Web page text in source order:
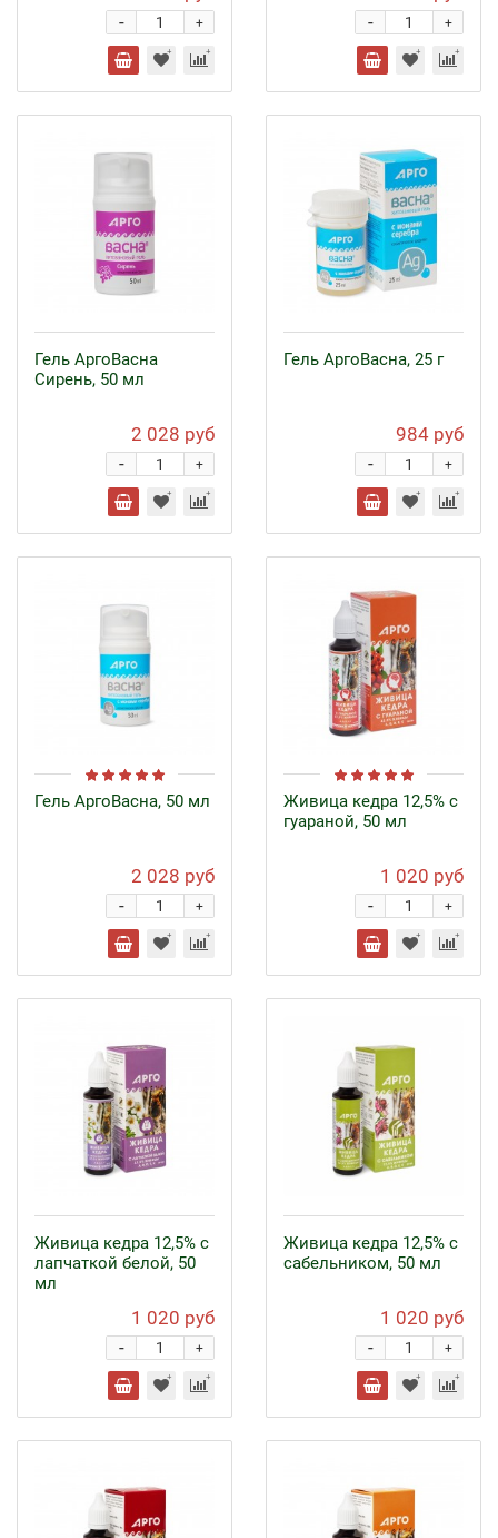
+
- +
-
Гель АргоВасна
Сирень, 50 мл
2 028 руб
+
-
Гель АргоВасна, 25 г
984 руб
+
-
Гель АргоВасна, 50 мл
2 028 руб
+
-
Живица кедра 12,5% с
гуараной, 50 мл
1 020 руб
+
-
Живица кедра 12,5% с
лапчаткой белой, 50
мл
1 020 руб
+
-
Живица кедра 12,5% с
сабельником, 50 мл
1 020 руб
+
-